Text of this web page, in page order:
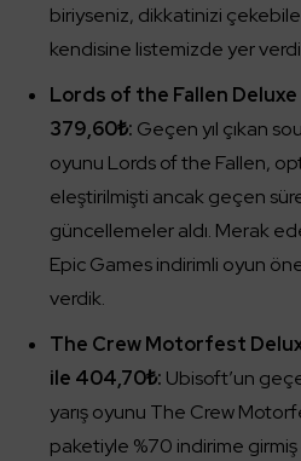
biriyseniz, dikkatinizi
kendisine listemizde yer
Lords of the Fallen
379,60₺: Geçen yıl çıkan
oyunu Lords of the Fallen,
eleştirilmişti ancak geçen
güncellemeler aldı. Merak
Epic Games indirimli oyun
verdik.
The Crew Motorfest
ile 404,70₺: Ubisoft’un
yarış oyunu The Crew
paketiyle %70 indirime